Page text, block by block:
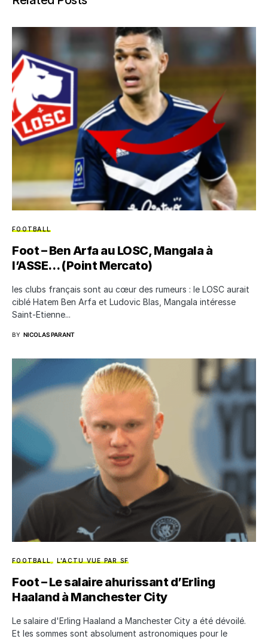
FOOTBALL
Foot – Ben Arfa au LOSC, Mangala à
l’ASSE… (Point Mercato)
les clubs français sont au cœur des rumeurs : le LOSC aurait
ciblé Hatem Ben Arfa et Ludovic Blas, Mangala intéresse
Saint-Etienne...
BY NICOLAS PARANT
FOOTBALL L'ACTU VUE PAR SF
Foot – Le salaire ahurissant d’Erling
Haaland à Manchester City
Le salaire d'Erling Haaland a Manchester City a été dévoilé.
Et les sommes sont absolument astronomiques pour le